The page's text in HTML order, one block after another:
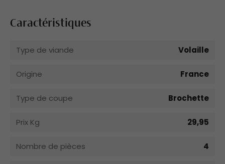
Caractéristiques
Type de viande Volaille
Origine France
Type de coupe Brochette
Prix Kg 29,95
Nombre de pièces 4